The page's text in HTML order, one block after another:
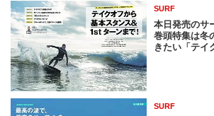
SURF
本日発売のサ
巻頭特集は冬
きたい「テイ
SURF